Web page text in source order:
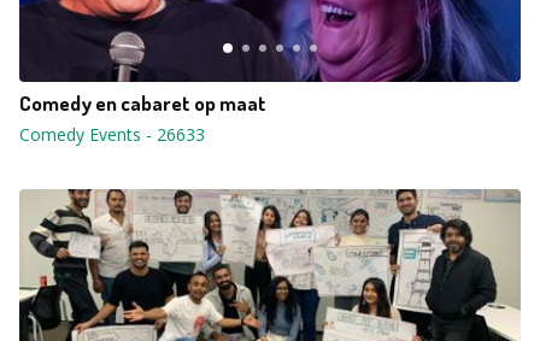
Comedy en cabaret op maat
Comedy Events - 26633